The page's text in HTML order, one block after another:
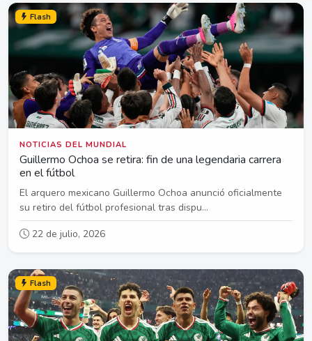
Flash
NOTICIAS DEL MUNDIAL
Guillermo Ochoa se retira: fin de una legendaria carrera
en el fútbol
El arquero mexicano Guillermo Ochoa anunció oficialmente
su retiro del fútbol profesional tras dispu...
22 de julio, 2026
Flash